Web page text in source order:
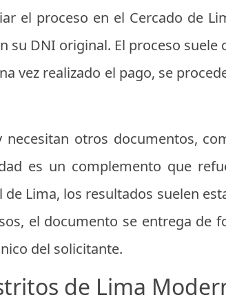
el proceso en el Cercado de
DNI original. El proceso suele
vez realizado el pago, se
otros documentos,
es un complemento que
Lima, los resultados suelen
el documento se entrega de
del solicitante.
de Lima